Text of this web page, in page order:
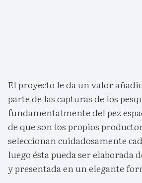
El proyecto le da un valor
parte de las capturas de los
fundamentalmente del pez
de que son los propios
seleccionan cuidadosamente
luego ésta pueda ser elaborada
y presentada en un elegante